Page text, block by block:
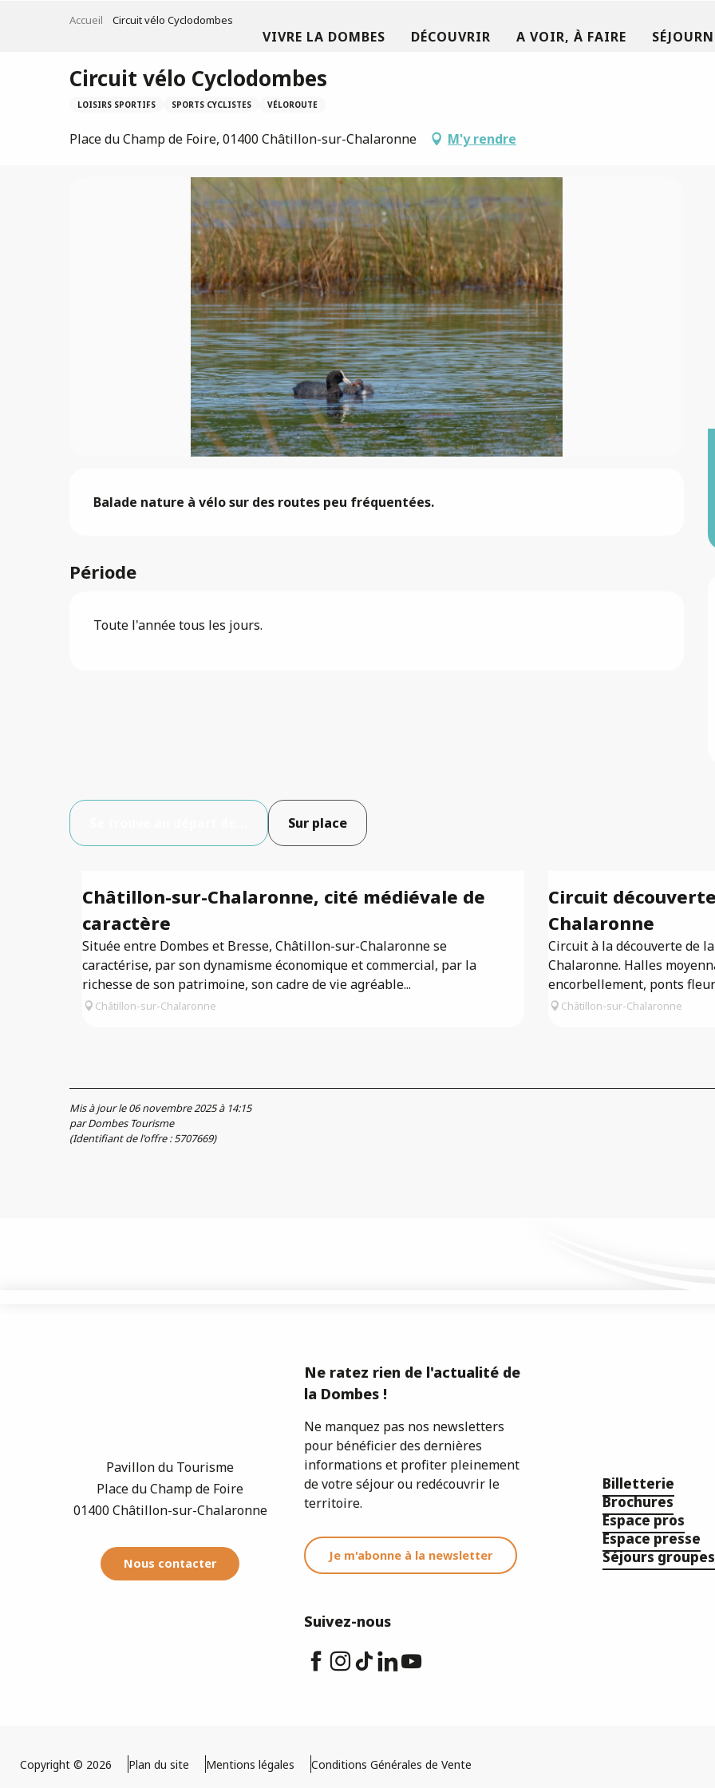
VIVRE LA DOMBES DÉCOUVRIR A VOIR, À FAIRE
Accueil Circuit vélo Cyclodombes
Circuit vélo Cyclodombes
LOISIRS SPORTIFS SPORTS CYCLISTES VÉLOROUTE
Place du Champ de Foire, 01400 Châtillon-sur-Chalaronne M'y rendre
Description
Balade nature à vélo sur des routes peu fréquentées.
Période
Toute l'année tous les jours.
Sur place
Châtillon-sur-Chalaronne, cité médiévale de
caractère
Située entre Dombes et Bresse, Châtillon-sur-Chalaronne se
caractérise, par son dynamisme économique et commercial, par la
richesse de son patrimoine, son cadre de vie agréable...
Châtillon-sur-Chalaronne
Circuit
Chalaronne
Circuit à la découverte de
Chalaronne. Halles
encorbellement, ponts
Châtillon-sur-Chalaronne
Mis à jour le 06 novembre 2025 à 14:15
par Dombes Tourisme
(Identifiant de l'offre :5707669)
Pavillon du Tourisme
Place du Champ de Foire
01400 Châtillon-sur-Chalaronne
Nous contacter
Ne ratez rien de l'actualité de
la Dombes !
Ne manquez pas nos newsletters
pour bénéficier des dernières
informations et profiter pleinement
de votre séjour ou redécouvrir le
territoire.
Je m'abonne à la newsletter
Suivez-nous
Billetterie
Brochures
Espace pros
Espace presse
Séjours groupes
Copyright © 2026 Plan du site Mentions légales Conditions Générales de Vente